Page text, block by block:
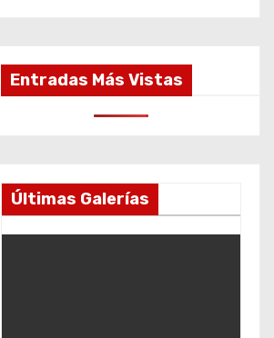
Entradas Más Vistas
Últimas Galerías